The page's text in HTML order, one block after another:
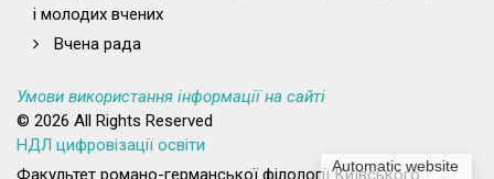
Automatic website
і молодих вчених
Вчена рада
Умови використання інформації на сайті
© 2026 All Rights Reserved
НДЛ цифровізації освіти
Факультет романо-германської філології Київського